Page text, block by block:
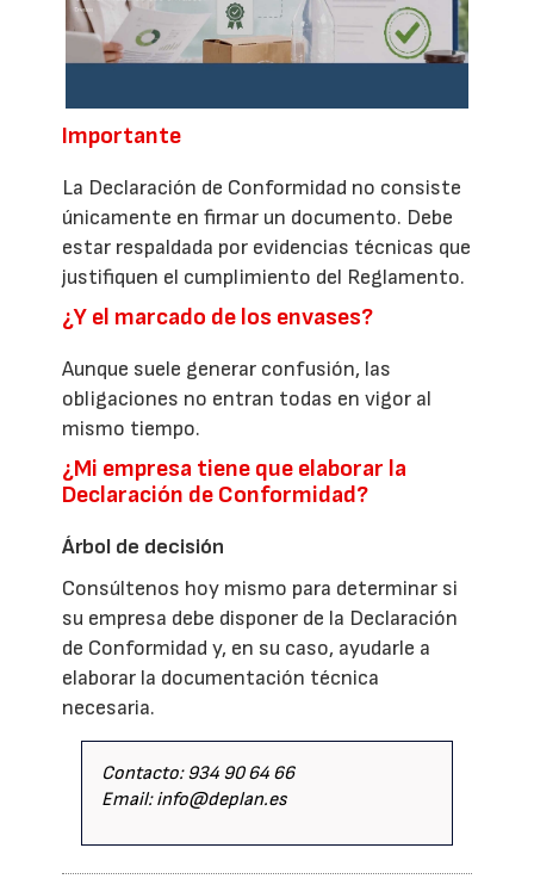
Importante
La Declaración de Conformidad no consiste
únicamente en firmar un documento. Debe
estar respaldada por evidencias técnicas que
justifiquen el cumplimiento del Reglamento.
¿Y el marcado de los envases?
Aunque suele generar confusión, las
obligaciones no entran todas en vigor al
mismo tiempo.
¿Mi empresa tiene que elaborar la
Declaración de Conformidad?
Árbol de decisión
Consúltenos hoy mismo para determinar si
su empresa debe disponer de la Declaración
de Conformidad y, en su caso, ayudarle a
elaborar la documentación técnica
necesaria.
Contacto: 934 90 64 66
Email: info@deplan.es